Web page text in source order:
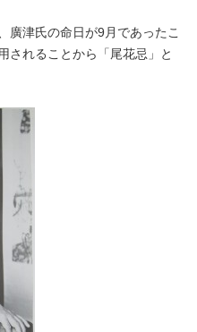
廣津氏の命日が9月であったこ
されることから「尾花忌」と